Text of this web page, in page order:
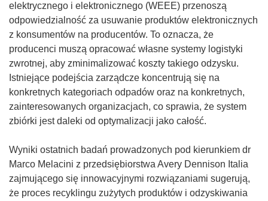
elektrycznego i elektronicznego (WEEE) przenoszą
odpowiedzialność za usuwanie produktów elektronicznych
z konsumentów na producentów. To oznacza, że
producenci muszą opracować własne systemy logistyki
zwrotnej, aby zminimalizować koszty takiego odzysku.
Istniejące podejścia zarządcze koncentrują się na
konkretnych kategoriach odpadów oraz na konkretnych,
zainteresowanych organizacjach, co sprawia, że system
zbiórki jest daleki od optymalizacji jako całość.
Wyniki ostatnich badań prowadzonych pod kierunkiem dr
Marco Melacini z przedsiębiorstwa Avery Dennison Italia
zajmującego się innowacyjnymi rozwiązaniami sugerują,
że proces recyklingu zużytych produktów i odzyskiwania